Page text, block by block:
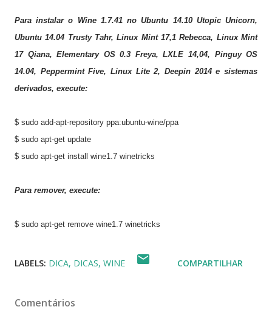
Parainstalar o Wine 1.7.41 no Ubuntu 14.10 Utopic Unicorn,
Ubuntu 14.04 Trusty Tahr,Linux Mint 17,1 Rebecca, Linux Mint
17 Qiana,Elementary OS 0.3 Freya,LXLE 14,04, Pinguy OS
14.04, Peppermint Five, Linux Lite 2,Deepin 2014e sistemas
derivados, execute:
$ sudo add-apt-repository ppa:ubuntu-wine/ppa
$ sudo apt-get update
$ sudo apt-get install wine1.7 winetricks
Para remover, execute:
$ sudo apt-get remove wine1.7 winetricks
LABELS: DICA DICAS WINE COMPARTILHAR
Comentários